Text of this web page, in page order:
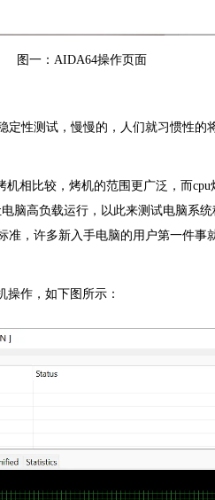
图一：AIDA64操作页面
定性测试，慢慢的，人们就习惯性的
相比较，烤机的范围更广泛，而cpu
脑高负载运行，以此来测试电脑系统
准，许多新入手电脑的用户第一件事
操作，如下图所示：